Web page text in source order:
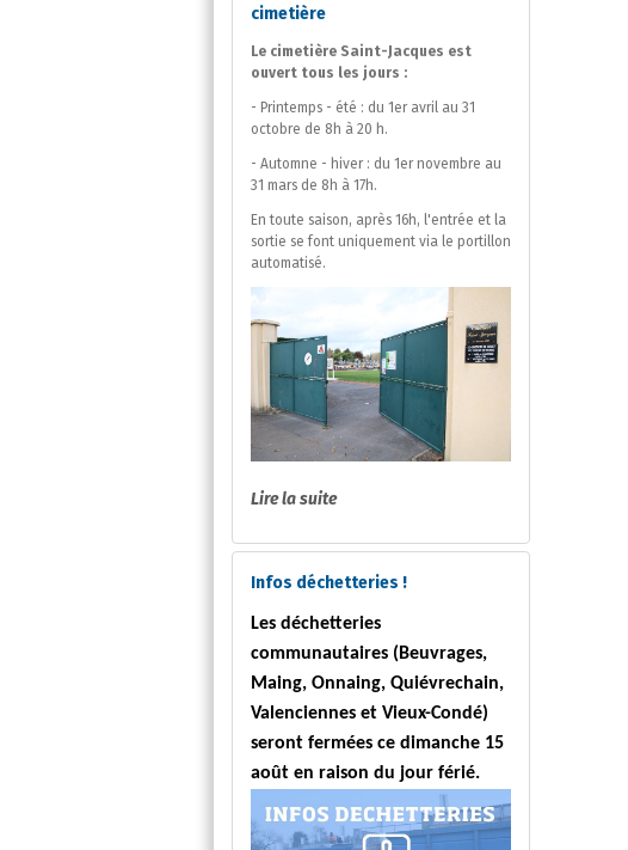
cimetière
Le cimetière Saint-Jacques est
ouvert tous les jours :
- Printemps - été : du 1er avril au 31
octobre de 8h à 20 h.
- Automne - hiver : du 1er novembre au
31 mars de 8h à 17h.
En toute saison, après 16h, l'entrée et la
sortie se font uniquement via le portillon
automatisé.
Lire la suite
Infos déchetteries !
Les déchetteries
communautaires (Beuvrages,
Maing, Onnaing, Quiévrechain,
Valenciennes et Vieux-Condé)
seront fermées ce dimanche 15
août en raison du jour férié.